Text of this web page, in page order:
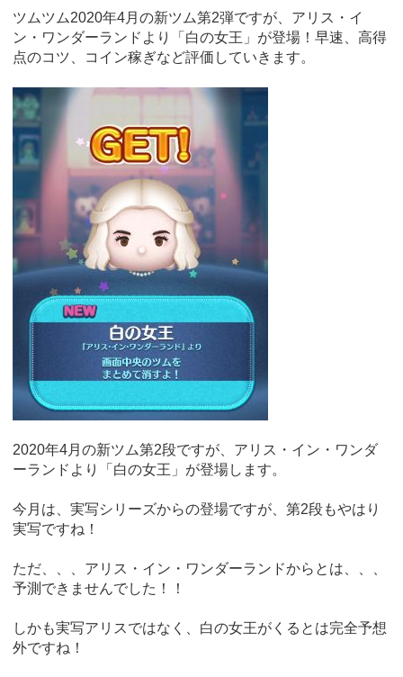
ツムツム2020年4月の新ツム第2弾ですが、アリス・イ
ン・ワンダーランドより「白の女王」が登場！早速、高得
点のコツ、コイン稼ぎなど評価していきます。
2020年4月の新ツム第2段ですが、アリス・イン・ワンダ
ーランドより「白の女王」が登場します。
今月は、実写シリーズからの登場ですが、第2段もやはり
実写ですね！
ただ、、、アリス・イン・ワンダーランドからとは、、、
予測できませんでした！！
しかも実写アリスではなく、白の女王がくるとは完全予想
外ですね！